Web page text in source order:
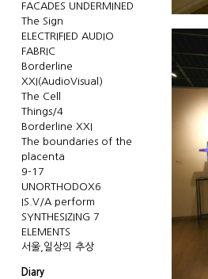
FACADES UNDERMINED
The Sign
ELECTRIFIED AUDIO
FABRIC
Borderline
XXI(AudioVisual)
The Cell
Things/4
Borderline XXI
The boundaries of the
placenta
9-17
UNORTHODOX6
IS.V/A perform
SYNTHESIZING 7
ELEMENTS
서울,일상의 추상
Diary